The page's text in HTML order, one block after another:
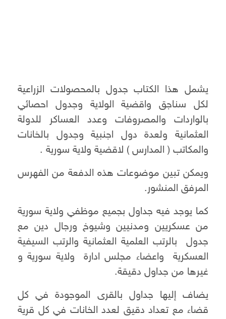
يشمل هذا الكتاب جدول بالمحصولات الزراعية
لكل سناجق واقضية الولاية وجدول احصائي
بالواردات والمصروفات وعدد العساكر للدولة
العثمانية ولعدة دول اجنبية وجدول بالخانات
والمكاتب ( المدارس ) لاقضية ولاية سورية .
ويمكن تبين موضوعات هذه الدفعة من الفهرس
المرفق المنشور.
كما يوجد فيه جداول بجميع موظفي ولاية سورية
من عسكريين ومدنيين وشيوخ ورجال دين مع
جدول بالرتب العلمية العثمانية والرتب السيفية
العسكرية واعضاء مجلس ادارة ولاية سورية و
غيرها من جداول دقيقة.
يضاف إليها جداول بالقرى الموجودة في كل
قضاء مع تعداد دقيق لعدد الخانات في كل قرية